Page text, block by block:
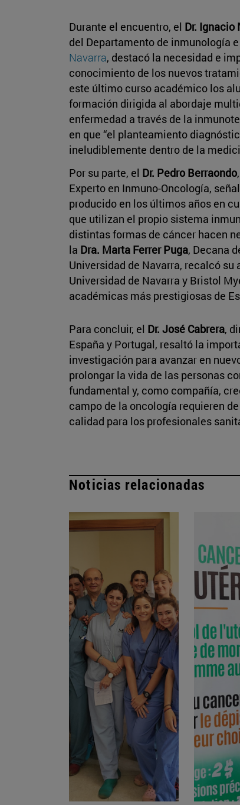
Durante el encuentro, el Dr. Ignacio
del Departamento de inmunología
Navarra, destacó la necesidad e
conocimiento de los nuevos
este último curso académico los
formación dirigida al abordaje
enfermedad a través de la
en que “el planteamiento
ineludiblemente dentro de la
Por su parte, el Dr. Pedro Berraondo
Experto en Inmuno-Oncología,
producido en los últimos años en
que utilizan el propio sistema
distintas formas de cáncer hacen
la Dra. Marta Ferrer Puga, Decana
Universidad de Navarra, recalcó
Universidad de Navarra y Bristol
académicas más prestigiosas de
Para concluir, el Dr. José Cabrera,
España y Portugal, resaltó la
investigación para avanzar en
prolongar la vida de las personas
fundamental y, como compañía,
campo de la oncología requieren
calidad para los profesionales
Noticias relacionadas